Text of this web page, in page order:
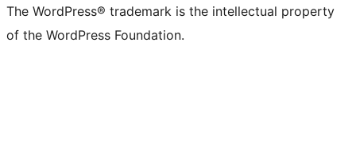
The WordPress® trademark is the intellectual property
of the WordPress Foundation.